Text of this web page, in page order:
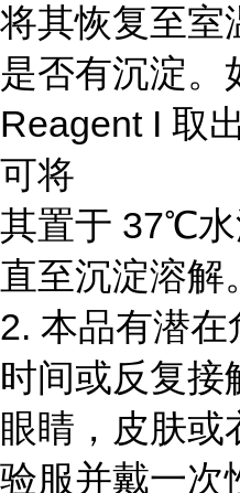
将其恢复至室
是否有沉淀。
Reagent I 取
可将
其置于 37℃
直至沉淀溶解。
2. 本品有潜
时间或反复接
眼睛，皮肤或
验服并戴一次